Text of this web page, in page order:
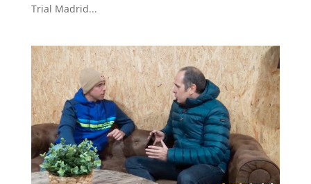
Trial Madrid...